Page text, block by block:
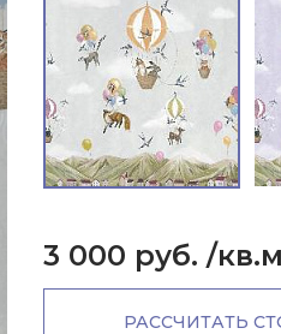
3 000 руб. /кв.м
РАССЧИТАТЬ